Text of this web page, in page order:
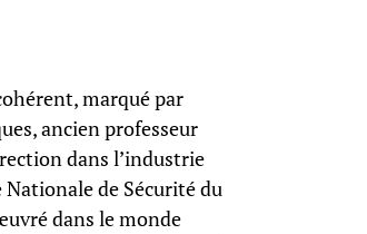
marqué par
ancien professeur
dans l’industrie
de Sécurité du
dans le monde